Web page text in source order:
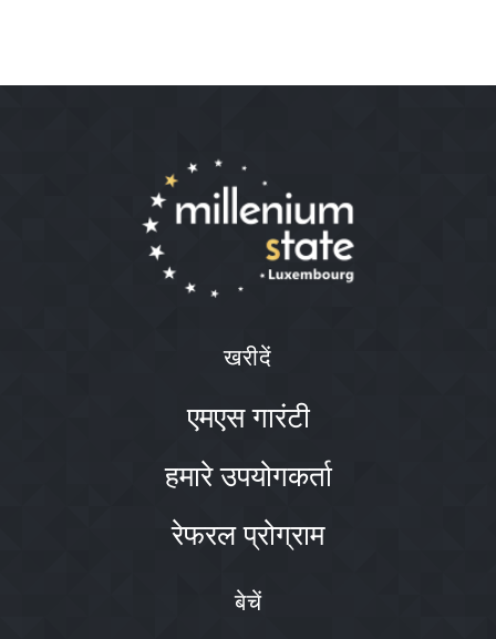
खरीदें
एमएस गारंटी
हमारे उपयोगकर्ता
रेफरल प्रोग्राम
बेचें